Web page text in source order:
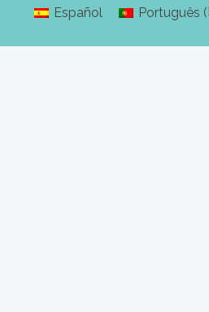
Español
Português (